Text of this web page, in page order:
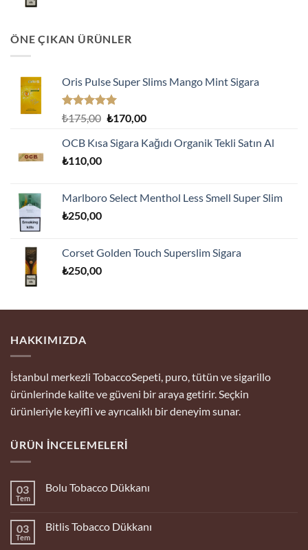
ÖNE ÇIKAN ÜRÜNLER
Oris Pulse Super Slims Mango Mint Sigara
5 üzerinden
oy
aldı
₺175,00 Orijinal
₺175,00.
₺170,00Şu
fiyat:
OCB Kısa Sigara Kağıdı Organik Tekli Satın Al
₺110,00
Marlboro Select Menthol Less Smell Super Slim
₺250,00
Corset Golden Touch Superslim Sigara
₺250,00
HAKKIMIZDA
İstanbul merkezli TobaccoSepeti, puro, tütün ve sigarillo
ürünlerinde kalite ve güveni bir araya getirir. Seçkin
ürünleriyle keyifli ve ayrıcalıklı bir deneyim sunar.
ÜRÜN İNCELEMELERI
03
Tem
Bolu Tobacco Dükkanı
Tobacco
03
Tem
Bitlis Tobacco Dükkanı